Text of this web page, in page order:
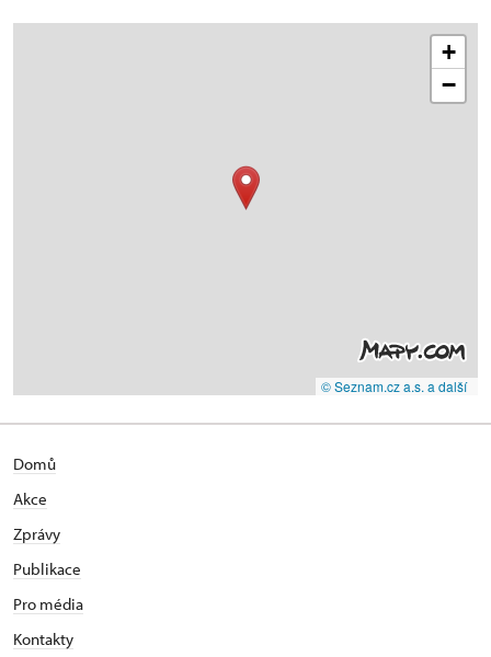
+
−
© Seznam.cz a.s. a další
Domů
Akce
Zprávy
Publikace
Pro média
Kontakty